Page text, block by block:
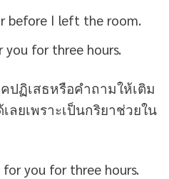
before I left the room.
you for three hours.
ปฏิเสธหรือคำถามให้เติม
ลยเพราะเป็นกริยาช่วยใน
you for three hours.